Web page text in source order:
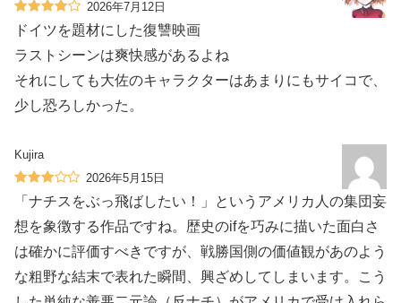
2026年7月12日
ドイツを題材にした復讐映画
ラストシーンは爽快感があるよね
それにしても大佐のキャラクターはあまりにもサイコで、
少し恐ろしかった。
Kujira
2026年5月15日
「ナチスをぶっ飛ばしたい！」というアメリカ人の集団妄
想を象徴する作品ですね。歴史のifを巧みに描いた面白さ
は確かに評価すべきですが、戦勝国側の価値観があのよう
な粗野な結末で表れた瞬間、興ざめしてしまいます。こう